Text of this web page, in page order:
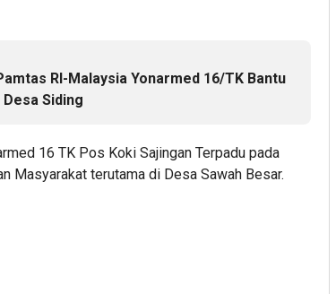
RI-Malaysia Yonarmed 16/TK Bantu
Siding
16 TK Pos Koki Sajingan Terpadu pada
Masyarakat terutama di Desa Sawah Besar.